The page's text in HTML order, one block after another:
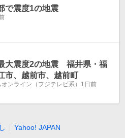
で震度1の地震
大震度2の地震 福井県・福
市、越前市、越前町
ンライン（フジテレビ系） 1日前
Yahoo! JAPAN